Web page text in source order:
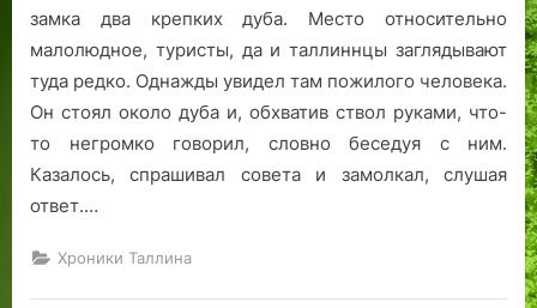
замка два крепких дуба. Место относительно
малолюдное, туристы, да и таллиннцы заглядывают
туда редко. Однажды увидел там пожилого человека.
Он стоял около дуба и, обхватив ствол руками, что-
то негромко говорил, словно беседуя с ним.
Казалось, спрашивал совета и замолкал, слушая
ответ.…
Хроники Таллина